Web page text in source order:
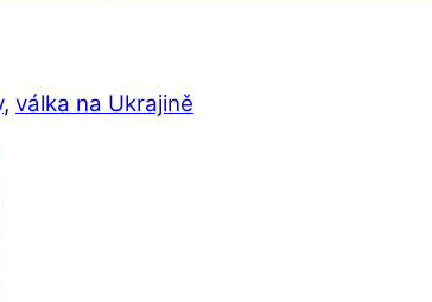
, válka na Ukrajině